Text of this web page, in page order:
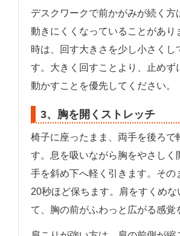
デスクワークで前かがみが続く方
動きにくくなっていることがあり
時は、回す大きさを少し小さくし
す。大きく回すことより、止めず
動かすことを優先してください。
3、胸を開くストレッチ
椅子に座ったまま、両手を後ろで
す。息を吸いながら胸をやさしく
手を斜め下へ軽く引きます。その
20秒ほど保ちます。肩をすくめな
て、胸の前がふわっと広がる感覚